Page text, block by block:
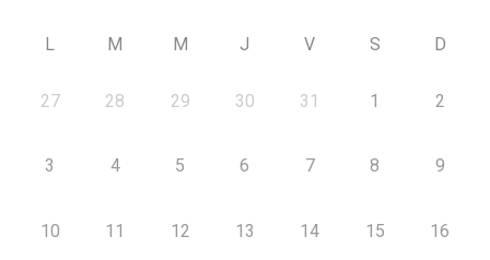
L M M J V S D
27 28 29 30 31 1 2
3 4 5 6 7 8 9
10 11 12 13 14 15 16